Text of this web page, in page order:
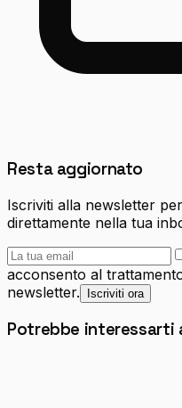
Resta aggiornato
Iscriviti alla newsletter
direttamente nella tua
acconsento al
newsletter.
Iscriviti ora
Potrebbe interessarti